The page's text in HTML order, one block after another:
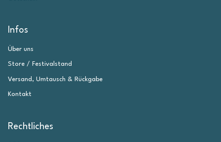
Infos
Über uns
Store / Festivalstand
Versand, Umtausch & Rückgabe
Kontakt
Rechtliches